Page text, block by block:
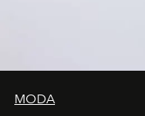
MODA